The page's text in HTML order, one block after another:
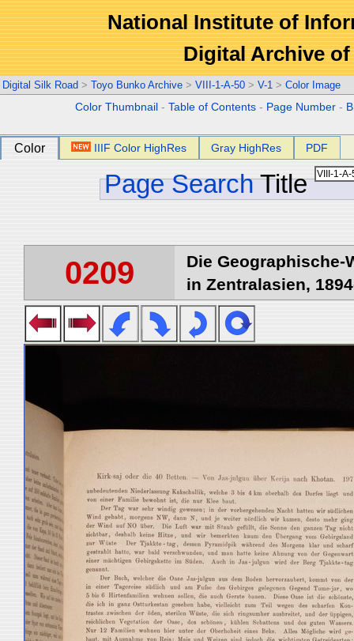
National Institute of
Digital Archive
Digital Silk Road > Toyo Bunko Archive > VIII-1-A-50 > V-1 > Color Image
Color Thumbnail -Table of Contents - Page Number -
Color IIIF Color HighRes Gray HighRes PDF
Page Search Title
0209
Die
in Zentralasien,